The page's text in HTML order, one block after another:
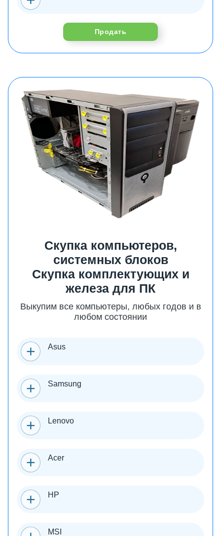
Продать
Cкупка компьютеров,
системных блоков
Скупка комплектующих и
железа для ПК
Выкупим все компьютеры, любых годов и в
любом состоянии
Asus
Samsung
Lenovo
Acer
HP
MSI